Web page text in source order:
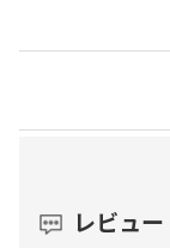
レビュー